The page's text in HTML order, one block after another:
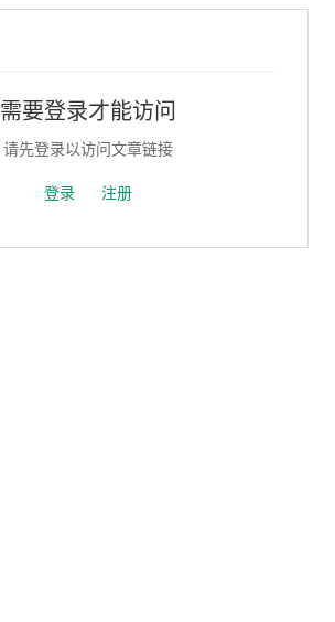
需要登录才能访问
请先登录以访问文章链接
登录 注册